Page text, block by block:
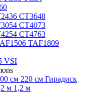
CT3648
CT4073
CT4763
TAF1809
VSI
см 220 см Гирадиск
м 1,2 м